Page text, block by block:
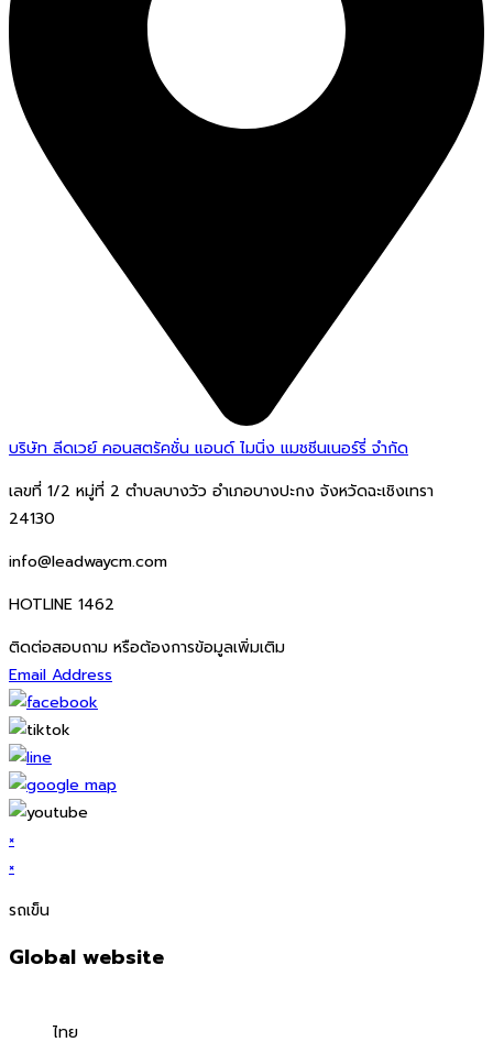
บริษัท ลีดเวย์ คอนสตรัคชั่น แอนด์ ไมนิ่ง แมชชีนเนอร์รี่ จำกัด
เลขที่ 1/2 หมู่ที่ 2 ตำบลบางวัว อำเภอบางปะกง จังหวัดฉะเชิงเทรา
24130
info@leadwaycm.com
HOTLINE 1462
ติดต่อสอบถาม หรือต้องการข้อมูลเพิ่มเติม
Email Address
×
×
รถเข็น
Global website
ไทย